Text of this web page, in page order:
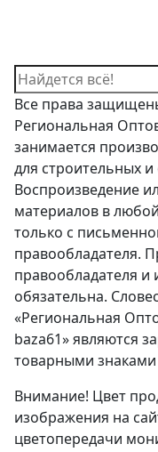
Все права
Региональная
занимается
для строительных
Воспроизведение
материалов в
только с
правообладателя.
правообладателя и
обязательна.
«Региональная
baza61» являются
товарными
Внимание! Цвет
изображения на
цветопередачи